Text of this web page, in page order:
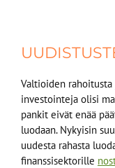
Valtioiden rahoitusta
investointeja olisi
pankit eivät enää
luodaan. Nykyisin
uudesta rahasta
finanssisektorille